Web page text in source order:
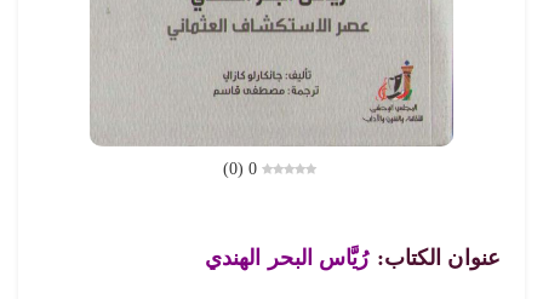
0
(
0
)
عنوان الكتاب: رُيَّاس البحر الهندي